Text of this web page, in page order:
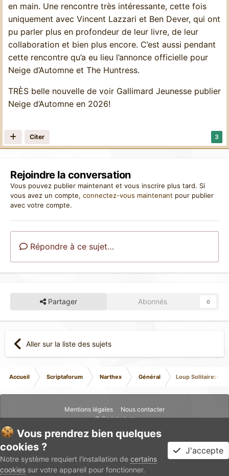
en main. Une rencontre très intéressante, cette fois
uniquement avec Vincent Lazzari et Ben Dever, qui ont
pu parler plus en profondeur de leur livre, de leur
collaboration et bien plus encore. C’est aussi pendant
cette rencontre qu’a eu lieu l’annonce officielle pour
Neige d’Automne et The Huntress.
TRÈS belle nouvelle de voir Gallimard Jeunesse publier
Neige d’Automne en 2026!
3
Citer
Rejoindre la conversation
Vous pouvez publier maintenant et vous inscrire plus tard. Si
vous avez un compte, connectez-vous maintenant pour publier
avec votre compte.
Répondre à ce sujet…
Partager Abonnés 0
Aller sur la liste des sujets
Accueil Scriptaforum Narthex Général Loup Solitaire: un
Mentions légales
Nous contacter
© Scriptarium
Vous prendrez bien quelques
cookies ?
Notre système requiert l'installation de certains
cookies sur votre appareil pour fonctionner.
J'accepte